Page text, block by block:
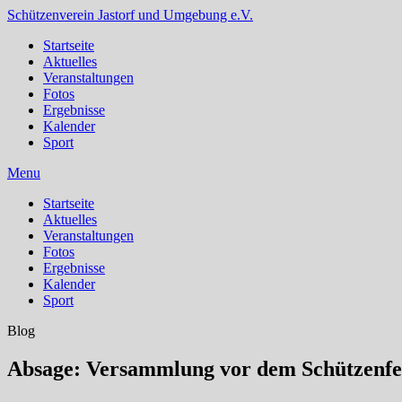
Schützenverein Jastorf und Umgebung e.V.
Startseite
Aktuelles
Veranstaltungen
Fotos
Ergebnisse
Kalender
Sport
Menu
Startseite
Aktuelles
Veranstaltungen
Fotos
Ergebnisse
Kalender
Sport
Blog
Absage: Versammlung vor dem